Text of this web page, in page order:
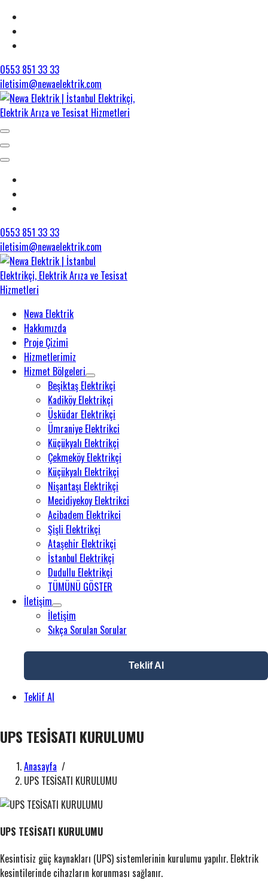
0553 851 33 33
iletisim@newaelektrik.com
0553 851 33 33
iletisim@newaelektrik.com
Newa Elektrik
Hakkımızda
Proje Çizimi
Hizmetlerimiz
Hizmet Bölgeleri
Beşiktaş Elektrikçi
Kadiköy Elektrikçi
Üsküdar Elektrikçi
Ümraniye Elektrikci
Küçükyalı Elektrikçi
Çekmeköy Elektrikçi
Küçükyalı Elektrikçi
Nişantaşı Elektrikçi
Mecidiyekoy Elektrikci
Acibadem Elektrikci
Şişli Elektrikçi
Ataşehir Elektrikçi
İstanbul Elektrikçi
Dudullu Elektrikçi
TÜMÜNÜ GÖSTER
İletişim
İletişim
Sıkça Sorulan Sorular
Teklif Al
Teklif Al
UPS TESİSATI KURULUMU
Anasayfa /
UPS TESİSATI KURULUMU
UPS TESİSATI KURULUMU
Kesintisiz güç kaynakları (UPS) sistemlerinin kurulumu yapılır. Elektrik
kesintilerinde cihazların korunması sağlanır.